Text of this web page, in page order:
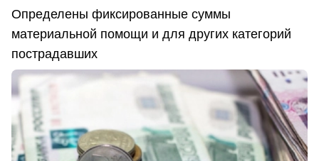
Определены фиксированные суммы
материальной помощи и для других категорий
пострадавших